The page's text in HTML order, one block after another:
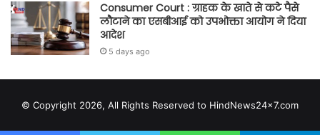
Consumer Court : ग्राहक के खाते से कटे पैसे
लौटाने का एसबीआई को उपभोक्ता आयोग ने दिया
आदेश
5 days ago
© Copyright 2026, All Rights Reserved to HindNews24x7.com